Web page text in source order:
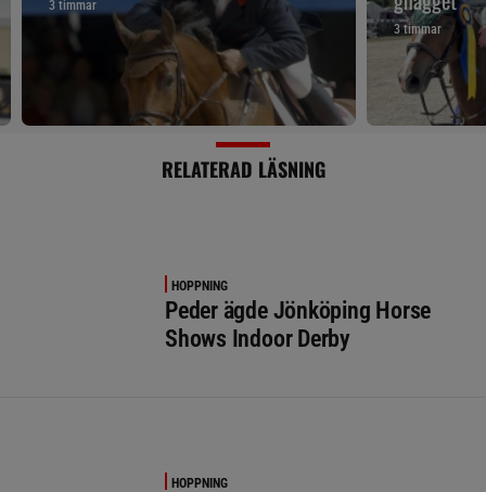
3 timmar
3 timmar
RELATERAD LÄSNING
HOPPNING
Peder ägde Jönköping Horse
Shows Indoor Derby
HOPPNING